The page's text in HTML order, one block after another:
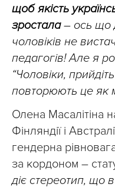
щоб якість
зростала– ось що
чоловіків не
педагогів! Але я
“Чоловіки,
повторюють це як
Олена Масалітіна
Фінляндії і
гендерна
за кордоном –
діє стереотип, що